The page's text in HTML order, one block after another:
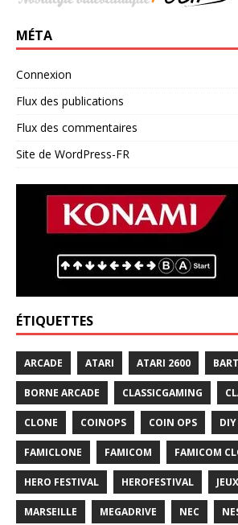
MÉTA
Connexion
Flux des publications
Flux des commentaires
Site de WordPress-FR
ÉTIQUETTES
ARCADE ATARI ATARI 2600
BORNE ARCADE CLASSICGAMING
CLONE COINOPS COIN OPS DIY
FAMICLONE FAMICOM FAMICOM
HERO FESTIVAL HEROFESTIVAL
MARSEILLE MEGADRIVE NEC